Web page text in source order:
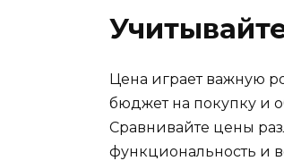
Цена играет важную
бюджет на покупку и
Сравнивайте цены
функциональность и